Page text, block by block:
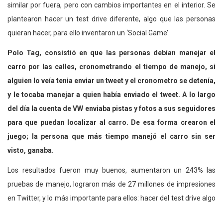
similar por fuera, pero con cambios importantes en el interior. Se
plantearon hacer un test drive diferente, algo que las personas
quieran hacer, para ello inventaron un ‘Social Game’.
Polo Tag, consistió en que las personas debían manejar el
carro por las calles, cronometrando el tiempo de manejo, si
alguien lo veía tenia enviar un tweet y el cronometro se detenía,
y le tocaba manejar a quien había enviado el tweet. A lo largo
del día la cuenta de VW enviaba pistas y fotos a sus seguidores
para que puedan localizar al carro. De esa forma crearon el
juego; la persona que más tiempo manejó el carro sin ser
visto, ganaba.
Los resultados fueron muy buenos, aumentaron un 243% las
pruebas de manejo, lograron más de 27 millones de impresiones
en Twitter, y lo más importante para ellos: hacer del test drive algo